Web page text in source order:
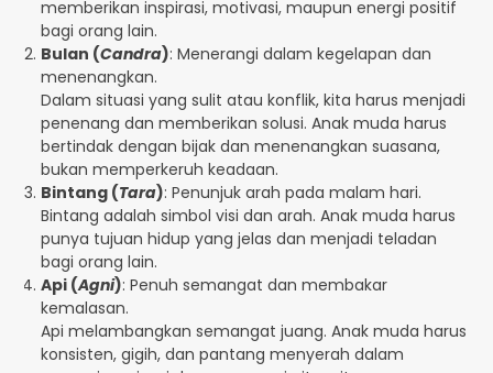
memberikan inspirasi, motivasi, maupun energi positif
bagi orang lain.
Bulan (Candra): Menerangi dalam kegelapan dan
menenangkan.
Dalam situasi yang sulit atau konflik, kita harus menjadi
penenang dan memberikan solusi. Anak muda harus
bertindak dengan bijak dan menenangkan suasana,
bukan memperkeruh keadaan.
Bintang (Tara): Penunjuk arah pada malam hari.
Bintang adalah simbol visi dan arah. Anak muda harus
punya tujuan hidup yang jelas dan menjadi teladan
bagi orang lain.
Api (Agni): Penuh semangat dan membakar
kemalasan.
Api melambangkan semangat juang. Anak muda harus
konsisten, gigih, dan pantang menyerah dalam